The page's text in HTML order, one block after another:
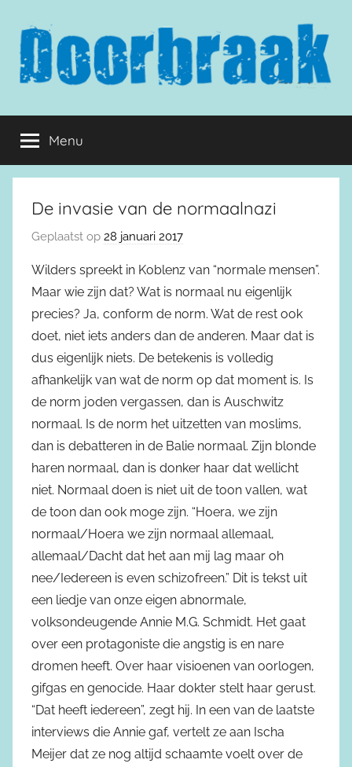
inhoud
springen
Doorbraak.eu
Menu
De invasie van de normaalnazi
Geplaatst op 28 januari 2017
Wilders spreekt in Koblenz van “normale mensen”.
Maar wie zijn dat? Wat is normaal nu eigenlijk
precies? Ja, conform de norm. Wat de rest ook
doet, niet iets anders dan de anderen. Maar dat is
dus eigenlijk niets. De betekenis is volledig
afhankelijk van wat de norm op dat moment is. Is
de norm joden vergassen, dan is Auschwitz
normaal. Is de norm het uitzetten van moslims,
dan is debatteren in de Balie normaal. Zijn blonde
haren normaal, dan is donker haar dat wellicht
niet. Normaal doen is niet uit de toon vallen, wat
de toon dan ook moge zijn. “Hoera, we zijn
normaal/Hoera we zijn normaal allemaal,
allemaal/Dacht dat het aan mij lag maar oh
nee/Iedereen is even schizofreen.” Dit is tekst uit
een liedje van onze eigen abnormale,
volksondeugende Annie M.G. Schmidt. Het gaat
over een protagoniste die angstig is en nare
dromen heeft. Over haar visioenen van oorlogen,
gifgas en genocide. Haar dokter stelt haar gerust.
“Dat heeft iedereen”, zegt hij. In een van de laatste
interviews die Annie gaf, vertelt ze aan Ischa
Meijer dat ze nog altijd schaamte voelt over de